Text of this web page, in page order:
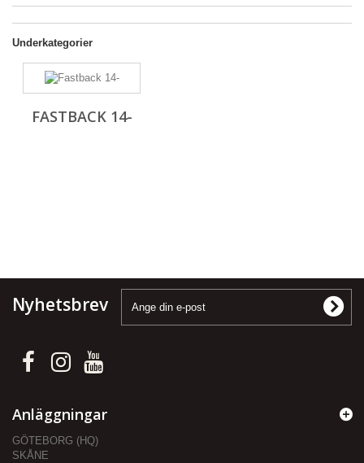
Underkategorier
FASTBACK 14-
Nyhetsbrev
Anläggningar
GÖTEBORG (HQ)
SKÅNE